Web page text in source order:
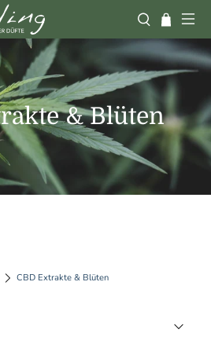
& Blüten
CBD Extrakte & Blüten